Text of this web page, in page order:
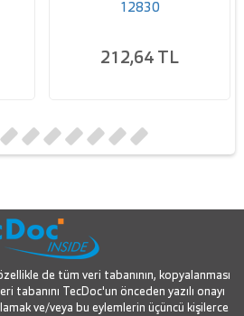
12830
212,64 TL
de tüm veri tabanının, kopyalanması
tabanını TecDoc'un önceden yazılı onayı
ve/veya bu eylemlerin üçüncü kişilerce